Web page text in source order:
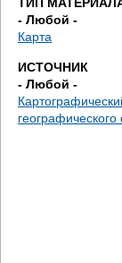
д
с
ь
- Любой -
Карта
ИСТОЧНИК
- Любой -